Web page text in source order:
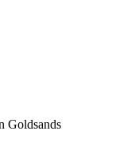
Goldsands